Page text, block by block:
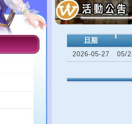
日期
2026-05-27
05/